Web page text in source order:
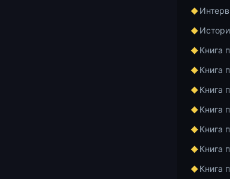
Книга
Книга
Книга
Книга
Книга
Книга
Книга
Для